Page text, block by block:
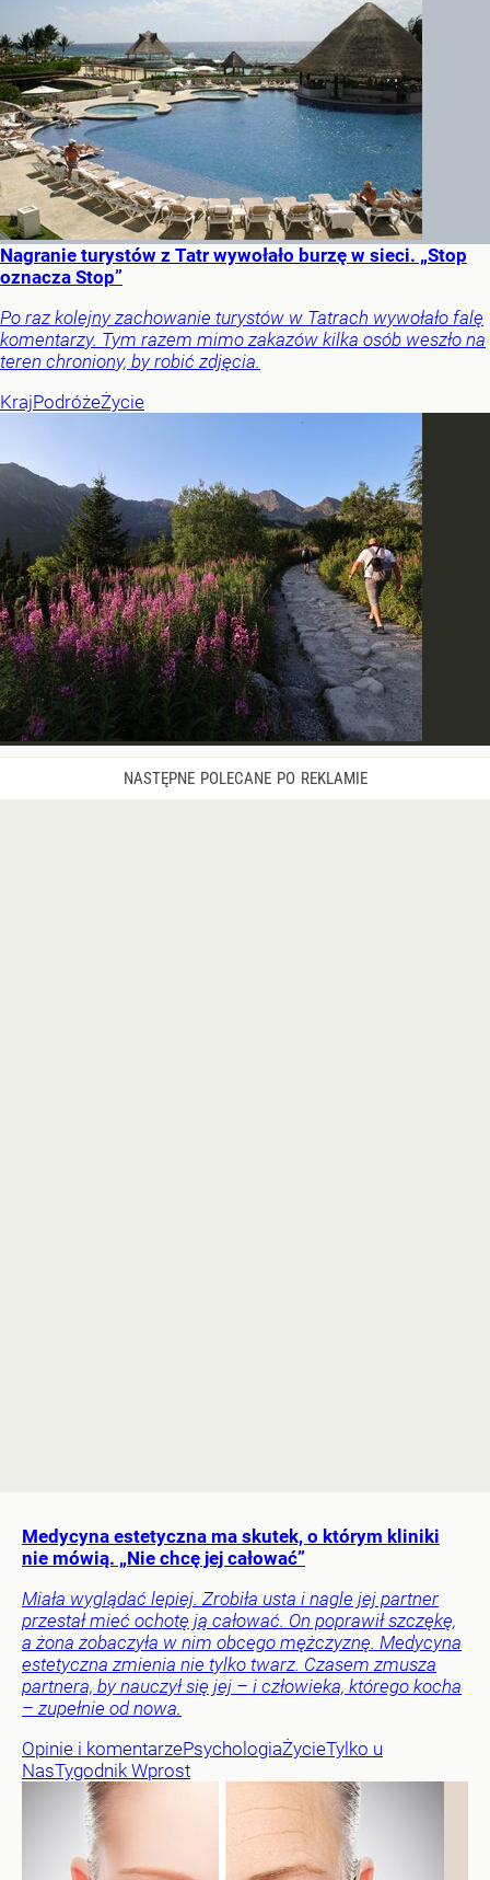
Nagranie turystów z Tatr wywołało burzę w sieci. „Stop
oznacza Stop”
Po raz kolejny zachowanie turystów w Tatrach wywołało falę
komentarzy. Tym razem mimo zakazów kilka osób weszło na
teren chroniony, by robić zdjęcia.
KrajPodróżeŻycie
Medycyna estetyczna ma skutek, o którym kliniki
nie mówią. „Nie chcę jej całować”
Miała wyglądać lepiej. Zrobiła usta i nagle jej partner
przestał mieć ochotę ją całować. On poprawił szczękę,
a żona zobaczyła w nim obcego mężczyznę. Medycyna
estetyczna zmienia nie tylko twarz. Czasem zmusza
partnera, by nauczył się jej – i człowieka, którego kocha
– zupełnie od nowa.
Opinie i komentarzePsychologiaŻycieTylko u
NasTygodnik Wprost